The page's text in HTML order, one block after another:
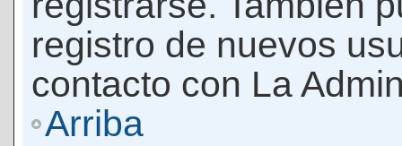
registro de nuevos
contacto con La
Arriba